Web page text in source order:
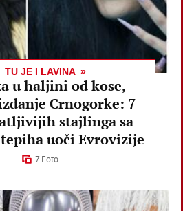
TU JE I LAVINA
u haljini od kose,
Crnogorke: 7
stajlinga sa
uoči Evrovizije
7 Foto